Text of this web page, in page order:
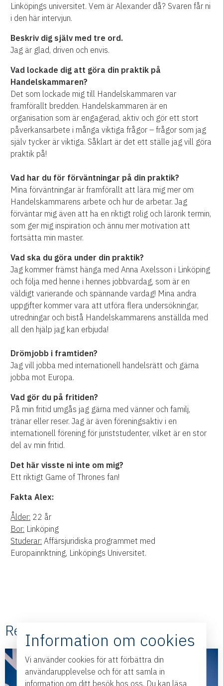
Linköpings universitet. Vem är Alexander då? Svaren får ni
i den här intervjun.
Beskriv dig själv med tre ord.
Jag är glad, driven och envis.
Vad lockade dig att göra din praktik på
Handelskammaren?
Det som lockade mig till Handelskammaren var
framförallt bredden. Handelskammaren är en
organisation som är engagerad, aktiv och gör ett stort
påverkansarbete i många viktiga frågor – frågor som jag
själv tycker är viktiga. Såklart är det ett ställe jag vill göra
praktik på!
Vad har du för förväntningar på din praktik?
Mina förväntningar är framförallt att lära mig mer om
Handelskammarens arbete och hur de arbetar. Jag
förväntar mig även att ha en riktigt rolig och lärorik termin,
som ger mig inspiration och ännu mer motivation att
fortsätta min master.
Vad ska du göra under din praktik?
Jag kommer främst hänga med Anna Axelsson i Linköping
och följa med henne i hennes jobbvardag, som är en
väldigt varierande och spännande vardag! Mina andra
uppgifter kommer vara att utföra flera undersökningar,
utredningar och bistå Handelskammarens anställda med
all den hjälp jag kan erbjuda!
Drömjobb i framtiden?
Jag vill jobba med internationell handelsrätt och gärna
jobba mot Europa.
Vad gör du på fritiden?
På min fritid umgås jag gärna med vänner och familj,
tränar eller reser. Jag är även föreningsaktiv i en
internationell förening för juriststudenter, vilket är en stor
del av min fritid.
Det här visste ni inte om mig?
Ett riktigt Game of Thrones fan!
Fakta Alex:
Ålder: 22 år
Bor: Linköping
Studerar: Affärsjuridiska programmet med
Europainriktning, Linköpings Universitet.
Relaterade #Nyheter
Information om cookies
Vi använder cookies för att förbättra din
användarupplevelse och för att samla in
information om ditt besök hos oss. Du kan läsa